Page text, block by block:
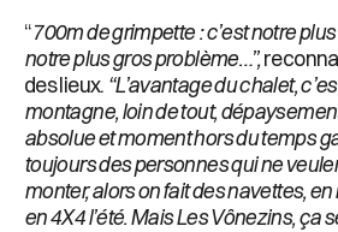
“700m de grimpette : c’est notre
notre plus gros problème…”,
des lieux. “L’avantage du chalet,
montagne, loin de tout,
absolue et moment hors du temps
toujours des personnes qui ne
monter, alors on fait des navettes,
en 4X4 l’été. Mais Les Vônezins, ça